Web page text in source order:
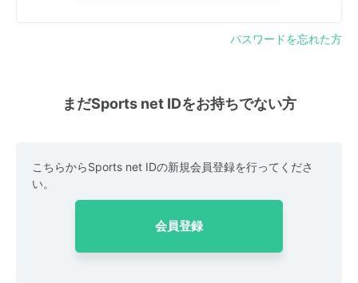
パスワードを忘れた方
まだSports net IDをお持ちでない方
こちらからSports net IDの新規会員登録を行ってくださ
い。
会員登録